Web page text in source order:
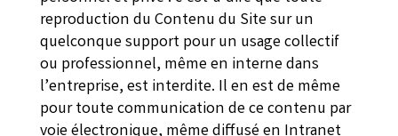
reproduction du Contenu du Site sur un
quelconque support pour un usage collectif
ou professionnel, même en interne dans
l’entreprise, est interdite. Il en est de même
pour toute communication de ce contenu par